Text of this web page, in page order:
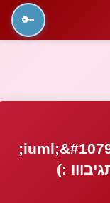
🔑
&#4326; &#949;&iuml;&#1079; &#4326;
:)